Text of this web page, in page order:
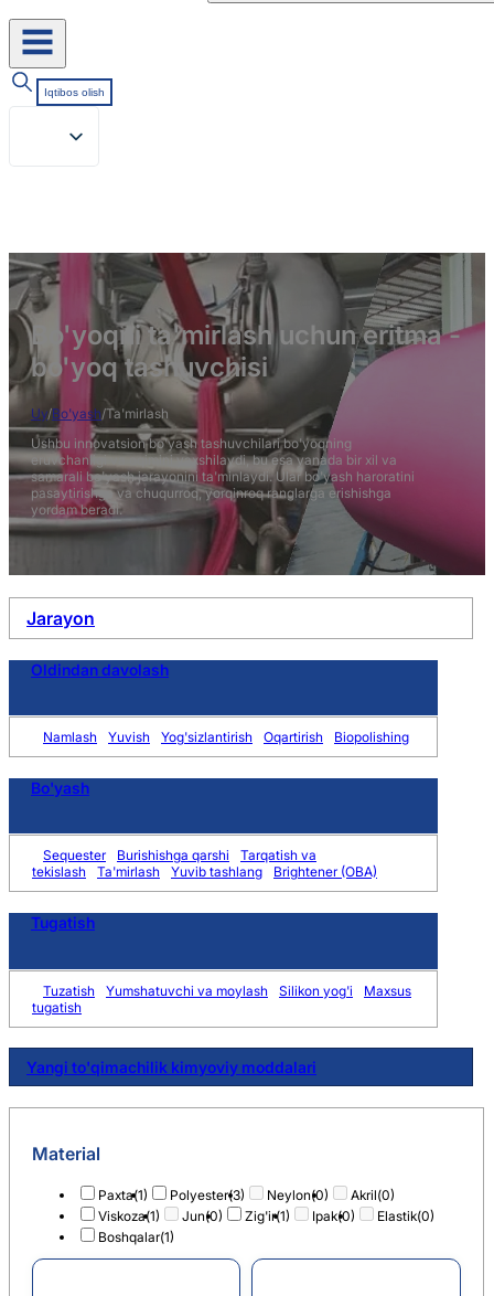
Iqtibos olish
Bo'yoqni ta'mirlash uchun eritma -
bo'yoq tashuvchisi
Uy/Bo'yash/Ta'mirlash
Ushbu innovatsion bo'yash tashuvchilari bo'yoqning
eruvchanligi va oqimini yaxshilaydi, bu esa yanada bir xil va
samarali bo'yash jarayonini ta'minlaydi. Ular bo'yash haroratini
pasaytirishga va chuqurroq, yorqinroq ranglarga erishishga
yordam beradi.
Jarayon
Oldindan davolash
Namlash Yuvish Yog'sizlantirish Oqartirish Biopolishing
Bo'yash
Sequester Burishishga qarshi
Tarqatish va
tekislash
Ta'mirlash Yuvib tashlang Brightener (OBA)
Tugatish
Tuzatish Yumshatuvchi va moylash Silikon yog'i
Maxsus
tugatish
Yangi to'qimachilik kimyoviy moddalari
Material
Paxta(1) Polyester(3) Neylon(0) Akril(0)
Viskoza(1) Jun(0) Zig'ir(1) Ipak(0) Elastik(0)
Boshqalar(1)